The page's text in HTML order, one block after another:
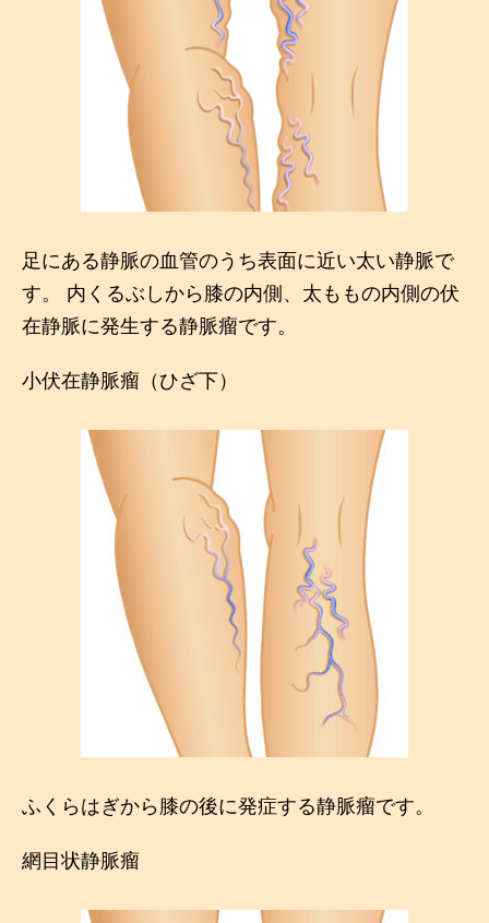
足にある静脈の血管のうち表面に近い太い静脈で
す。 内くるぶしから膝の内側、太ももの内側の伏
在静脈に発生する静脈瘤です。
小伏在静脈瘤（ひざ下）
ふくらはぎから膝の後に発症する静脈瘤です。
網目状静脈瘤